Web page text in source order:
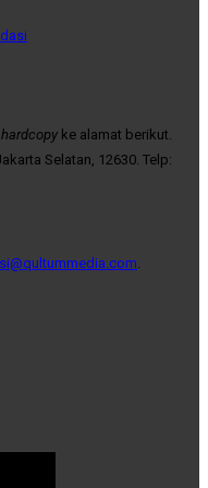
hardcopy ke alamat berikut.
Selatan, 12630. Telp:
.